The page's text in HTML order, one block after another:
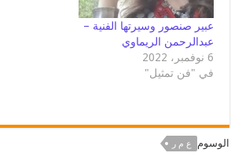
عبير صنصور وسيرتها الفنية –
عبدالرحمن الريماوي
6 نوفمبر، 2022
في "فن تمثيل"
الوسوم ع م ر